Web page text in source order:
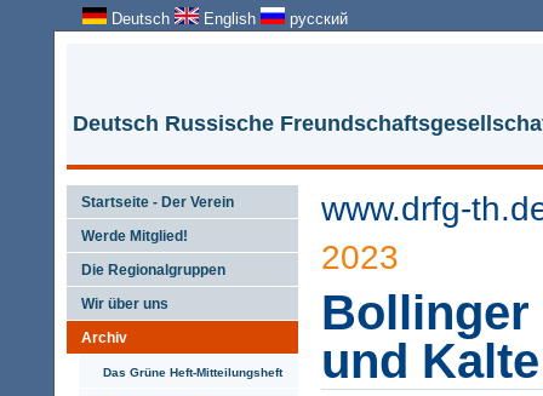
Deutsch English русский
Deutsch Russische
Startseite - Der Verein
Werde Mitglied!
Die Regionalgruppen
Wir über uns
Archiv
Das Grüne Heft-Mitteilungsheft
www.drfg-
2023
Bollinger
und